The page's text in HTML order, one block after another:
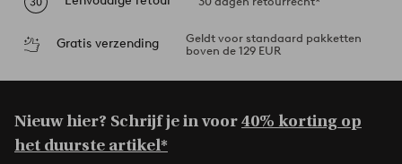
Gratis verzending
Geldt voor standaard pakketten
boven de 129 EUR
Nieuw hier? Schrijf je in voor40% korting op
het duurste artikel*